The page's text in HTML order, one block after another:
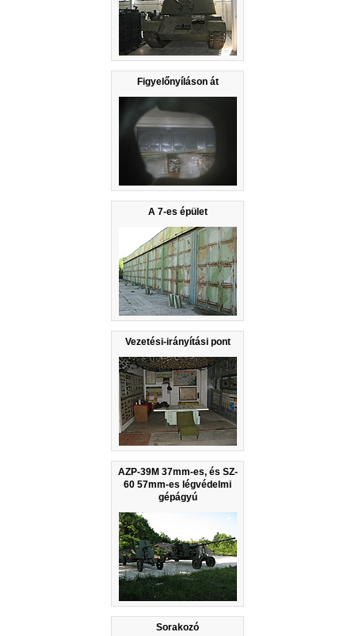
Figyelőnyíláson át
A 7-es épület
Vezetési-irányítási pont
AZP-39M 37mm-es, és SZ-
60 57mm-es légvédelmi
gépágyú
Sorakozó